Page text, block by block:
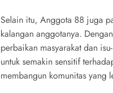
Selain itu, Anggota 88 juga
kalangan anggotanya.
perbaikan masyarakat dan
untuk semakin sensitif
membangun komunitas yang